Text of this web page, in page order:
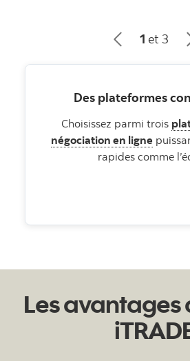
1 et 3
Des plateformes
Choisissez parmi trois
négociation en ligne
rapides comme
Les avantages